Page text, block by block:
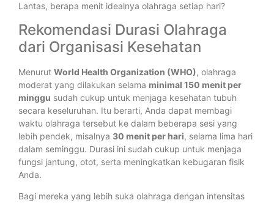
Lantas, berapa menit idealnya olahraga setiap hari?
Rekomendasi Durasi Olahraga
dari Organisasi Kesehatan
Menurut World Health Organization (WHO), olahraga
moderat yang dilakukan selama minimal 150 menit per
minggu sudah cukup untuk menjaga kesehatan tubuh
secara keseluruhan. Itu berarti, Anda dapat membagi
waktu olahraga tersebut ke dalam beberapa sesi yang
lebih pendek, misalnya 30 menit per hari, selama lima hari
dalam seminggu. Durasi ini sudah cukup untuk menjaga
fungsi jantung, otot, serta meningkatkan kebugaran fisik
Anda.
Bagi mereka yang lebih suka olahraga dengan intensitas